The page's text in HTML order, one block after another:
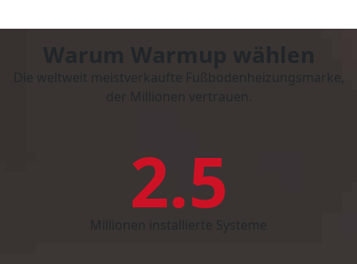
Warum Warmup wählen
Die weltweit meistverkaufte Fußbodenheizungsmarke,
der Millionen vertrauen.
2.5
Millionen installierte Systeme